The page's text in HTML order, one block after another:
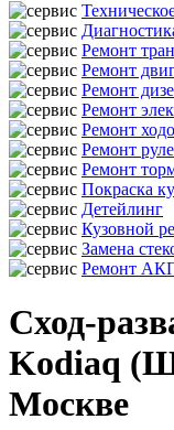
Ремонт
Ремонт
Ремонт
Ремонт
Ремонт
Ремонт
Ремонт
Покраска
Детейлинг
Кузовной
Замена
Ремонт
Сход-
Kodiaq
Москве